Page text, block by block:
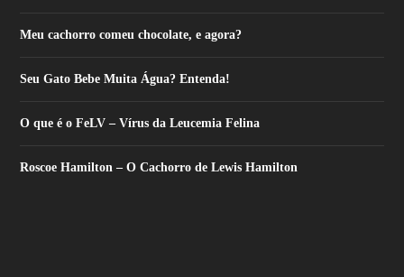
Meu cachorro comeu chocolate, e agora?
Seu Gato Bebe Muita Água? Entenda!
O que é o FeLV – Vírus da Leucemia Felina
Roscoe Hamilton – O Cachorro de Lewis Hamilton